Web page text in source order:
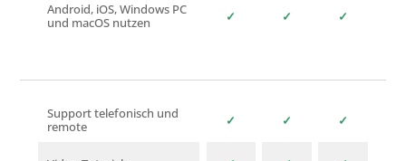
Android, iOS, Windows PC
und macOS nutzen
✓ ✓ ✓
Support telefonisch und
remote
✓ ✓ ✓